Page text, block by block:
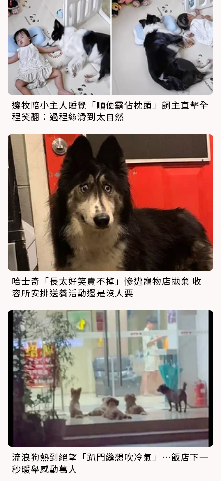
邊牧陪小主人睡覺「順便霸佔枕頭」飼主直擊全
程笑翻：過程絲滑到太自然
哈士奇「長太好笑賣不掉」慘遭寵物店拋棄 收
容所安排送養活動還是沒人要
流浪狗熱到絕望「趴門縫想吹冷氣」…飯店下一
秒暖舉感動萬人